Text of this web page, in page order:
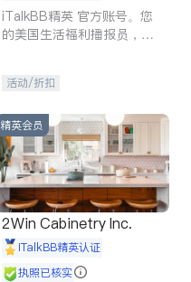
iTalkBB精英 官方账号。您
的美国生活福利播报员，精
专属福利。
活动/折扣
精英会员
2Win Cabinetry Inc.
iTalkBB精英认证
执照已核实